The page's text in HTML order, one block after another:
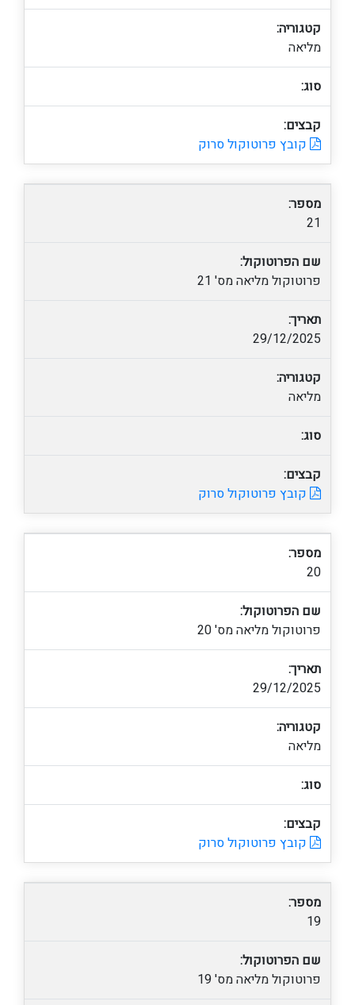
קטגוריה:
מליאה
סוג:
קבצים:
קובץ פרוטוקול סרוק
מספר:
21
שם הפרוטוקול:
פרוטוקול מליאה מס' 21
תאריך:
29/12/2025
קטגוריה:
מליאה
סוג:
קבצים:
קובץ פרוטוקול סרוק
מספר:
20
שם הפרוטוקול:
פרוטוקול מליאה מס' 20
תאריך:
29/12/2025
קטגוריה:
מליאה
סוג:
קבצים:
קובץ פרוטוקול סרוק
מספר:
19
שם הפרוטוקול:
פרוטוקול מליאה מס' 19